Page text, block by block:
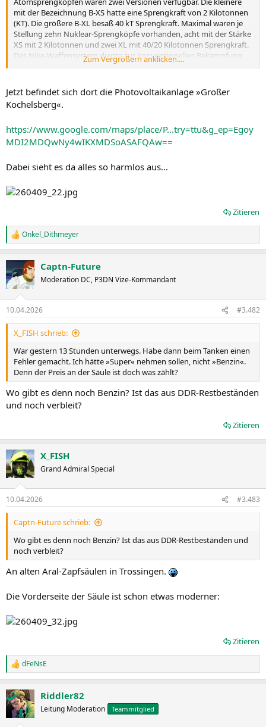
mit der Bezeichnung B-XS hatte eine Sprengkraft von 2 Kilotonnen
(KT). Die größere B-XL besaß 40 kT Sprengkraft. Maximal waren je
Stellung zehn Nuklear-Sprengköpfe vorhanden, acht mit der Stärke
XS mit 2 Kilotonnen und zwei XL mit 40/20 Kilotonnen Sprengkraft.
Das Nike-Waffensystem diente zur konventionellen Bekämpfung
östlicher Bomberflotten in großer Höhe. Zusätzlich hätte es im
Nuklearsprengköpfen – auf westdeutschem Territorium –
angegriffen. Mit dem Austritt Frankreichs aus der integrierten
Befehlsstruktur der NATO am 1. Juli 1966 wurde die Stellung von
Zum Vergrößern anklicken....
Jetzt befindet sich dort die Photovoltaikanlage »Großer
Kochelsberg«.
https://www.google.com/maps/place/P...try=ttu&g_ep=Egoy
MDI2MDQwNy4wIKXMDSoASAFQAw==
Dabei sieht es da alles so harmlos aus...
Zitieren
R
e
t
i
e
n
Onkel_Dithmeyer
Captn-Future
Moderation DC, P3DN Vize-Kommandant
10.04.2026 #3.482
X_FISH schrieb:
War gestern 13 Stunden unterwegs. Habe dann beim Tanken einen
Fehler gemacht. Ich hätte »Super« nehmen sollen, nicht »Benzin«.
Denn der Preis an der Säule ist doch was zählt?
Wo gibt es denn noch Benzin? Ist das aus DDR-Restbeständen
und noch verbleit?
Zitieren
X_FISH
Grand Admiral Special
10.04.2026 #3.483
Captn-Future schrieb:
Wo gibt es denn noch Benzin? Ist das aus DDR-Restbeständen und
noch verbleit?
An alten Aral-Zapfsäulen in Trossingen.
Die Vorderseite der Säule ist schon etwas moderner:
Zitieren
R
e
k
t
dFeNsE
Riddler82
Leitung Moderation Teammitglied